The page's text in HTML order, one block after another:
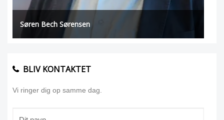
Søren Bech Sørensen
BLIV KONTAKTET
Vi ringer dig op samme dag.